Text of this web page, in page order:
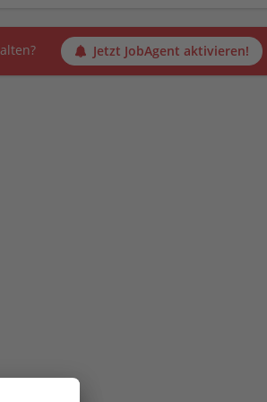
Jetzt JobAgent aktivieren!